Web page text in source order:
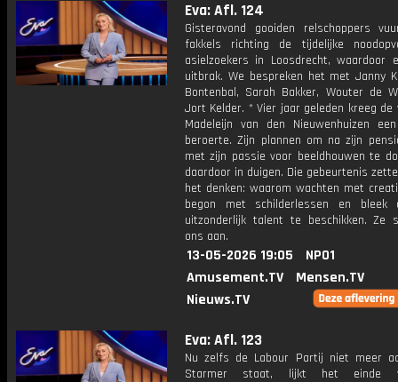
Eva: Afl. 124
Gisteravond gooiden relschoppers
fakkels richting de tijdelijke
asielzoekers in Loosdrecht, waardoor
uitbrak. We bespreken het met Janny
Bontenbal, Sarah Bakker, Wouter de
Jort Kelder. * Vier jaar geleden kreeg de
Madeleijn van den Nieuwenhuizen
beroerte. Zijn plannen om na zijn
met zijn passie voor beeldhouwen te
daardoor in duigen. Die gebeurtenis
het denken: waarom wachten met
begon met schilderlessen en bleek
uitzonderlijk talent te beschikken. Ze
ons aan.
13-05-2026 19:05
NPO1
Amusement.TV
Mensen.TV
Nieuws.TV
Eva: Afl. 123
Nu zelfs de Labour Partij niet meer
Starmer staat, lijkt het einde